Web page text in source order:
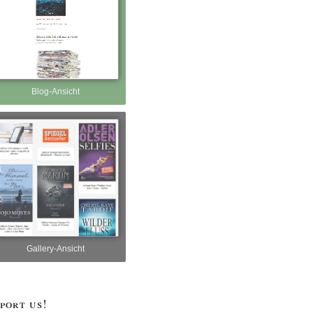
Blog-Ansicht
Gallery-Ansicht
us!